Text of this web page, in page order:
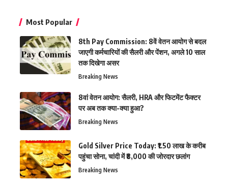
Most Popular
8th Pay Commission: 8वें वेतन आयोग से बदल
जाएगी कर्मचारियों की सैलरी और पेंशन, अगले 10 साल
तक दिखेगा असर
Breaking News
8वां वेतन आयोग: सैलरी, HRA और फिटमेंट फैक्टर
पर अब तक क्या-क्या हुआ?
Breaking News
Gold Silver Price Today: ₹1.50 लाख के करीब
पहुंचा सोना, चांदी में ₹8,000 की जोरदार छलांग
Breaking News